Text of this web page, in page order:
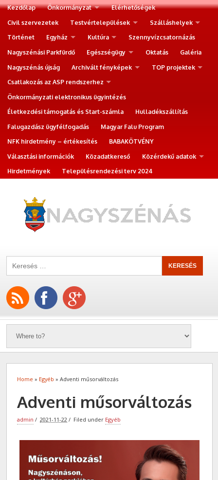
Kezdőlap Önkormányzat
Elérhetőségek
Civil szervezetek
Testvértelepülések
Szálláshelyek
Történet
Egyház Kultúra
Szennyvízcsatornázás
Nagyszénási Parkfürdő
Egészségügy Oktatás
Galéria
Nagyszénás újság
Archivált fényképek
TOP projektek
Csatlakozás az ASP rendszerhez
Önkormányzati elektronikus ügyintézés
Életkezdési támogatás és Start-számla
Hulladékszállítás
Falugazdász ügyfélfogadás
Magyar Falu Program
NFK hirdetmény – értékesítés
BABAKÖTVÉNY
Választási információk
Közadatkereső
Közérdekű adatok
Hirdetmények
Településrendezési terv 2024
Home » Egyéb » Adventi műsorváltozás
Adventi műsorváltozás
admin 2021-11-22 Filed under Egyéb